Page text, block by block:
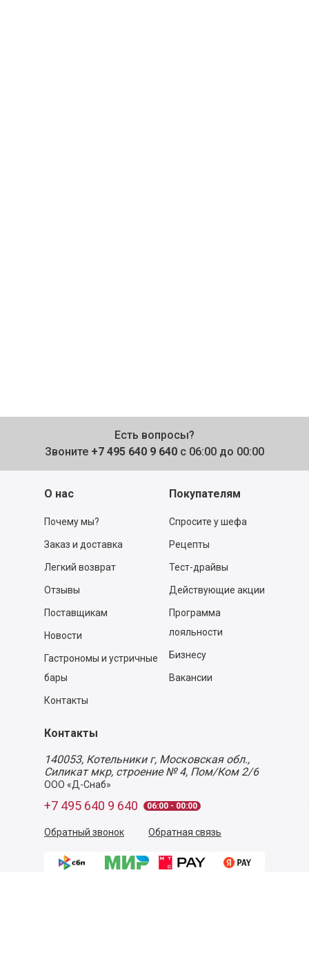
Есть вопросы?
Звоните +7 495 640 9 640 с 06:00 до 00:00
О нас
Почему мы?
Заказ и доставка
Легкий возврат
Отзывы
Поставщикам
Новости
Гастрономы и устричные
бары
Контакты
Покупателям
Спросите у шефа
Рецепты
Тест-драйвы
Действующие акции
Программа
лояльности
Бизнесу
Вакансии
Контакты
140053, Котельники г, Московская обл.,
Силикат мкр, строение № 4, Пом/Ком 2/6
ООО «Д-Снаб»
+7 495 640 9 640 06:00 - 00:00
Обратный звонок Обратная связь